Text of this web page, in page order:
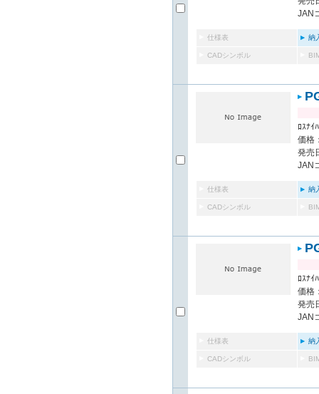
JAN
仕様表 納
CADシンボル
ﾛｽﾅｲ
価格
発売
JAN
仕様表 納
CADシンボル
ﾛｽﾅｲ
価格
発売
JAN
仕様表 納
CADシンボル